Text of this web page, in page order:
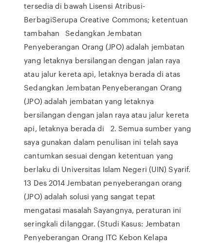
tersedia di bawah Lisensi Atribusi-
BerbagiSerupa Creative Commons; ketentuan
tambahan Sedangkan Jembatan
Penyeberangan Orang (JPO) adalah jembatan
yang letaknya bersilangan dengan jalan raya
atau jalur kereta api, letaknya berada di atas
Sedangkan Jembatan Penyeberangan Orang
(JPO) adalah jembatan yang letaknya
bersilangan dengan jalan raya atau jalur kereta
api, letaknya berada di 2. Semua sumber yang
saya gunakan dalam penulisan ini telah saya
cantumkan sesuai dengan ketentuan yang
berlaku di Universitas Islam Negeri (UIN) Syarif.
13 Des 2014 Jembatan penyeberangan orang
(JPO) adalah solusi yang sangat tepat
mengatasi masalah Sayangnya, peraturan ini
seringkali dilanggar. (Studi Kasus: Jembatan
Penyeberangan Orang ITC Kebon Kelapa